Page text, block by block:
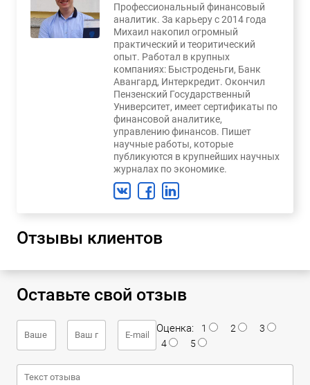
Профессиональный финансовый
аналитик. За карьеру с 2014 года
Михаил накопил огромный
практический и теоритический
опыт. Работал в крупных
компаниях: Быстроденьги, Банк
Авангард, Интеркредит. Окончил
Пензенский Государственный
Университет, имеет сертификаты по
финансовой аналитике,
управлению финансов. Пишет
научные работы, которые
публикуются в крупнейших научных
журналах по экономике.
Отзывы клиентов
Оставьте свой отзыв
Оценка: 1 2
3
4
5